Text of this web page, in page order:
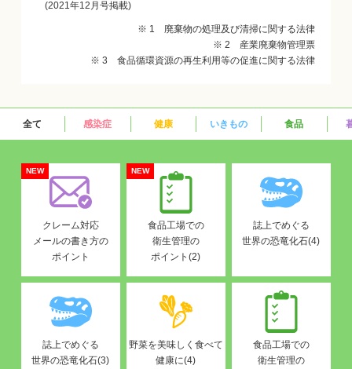
(2021年12月号掲載)
※ 1 廃棄物の処理及び清掃に関する法律
※ 2 産業廃棄物管理票
※ 3 食品循環資源の再生利用等の促進に関する法律
全て 感染症 健康 いきもの 食品
NEW
クレーム対応
メールの書き方の
ポイント
NEW
食品工場での
衛生管理の
ポイント(2)
誌上でめぐる
世界の恐竜化石(4)
誌上でめぐる
世界の恐竜化石(3)
野菜を美味しく食べて
健康に(4)
食品工場での
衛生管理の